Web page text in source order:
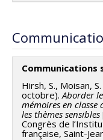
Communications
Hirsh, S., Moisan,
octobre). Aborder
mémoires en classe
les thèmes sensibles
Congrès de
française, Saint-